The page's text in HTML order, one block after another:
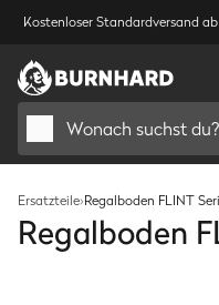
Kostenloser Standardversand
Wonach suchst du?
Ersatzteile›Regalboden FLINT
Regalboden